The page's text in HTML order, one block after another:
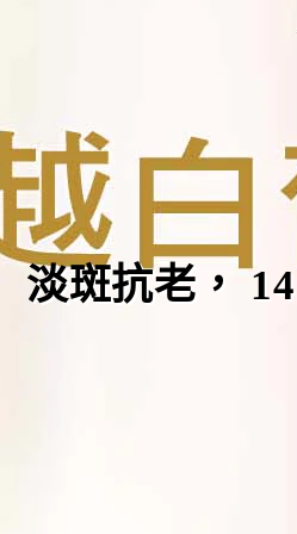
淡斑抗老，14